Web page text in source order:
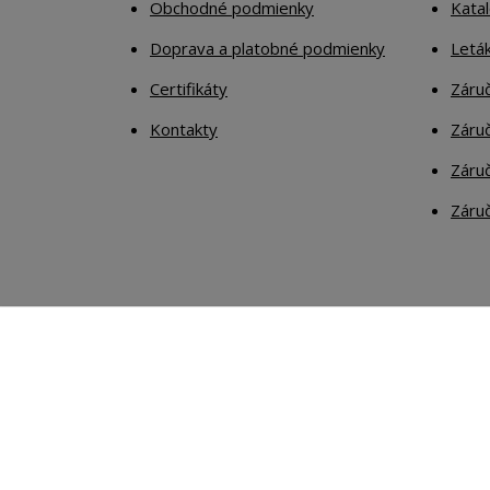
Obchodné podmienky
Doprava a platobné podmienky
Certifikáty
Kontakty